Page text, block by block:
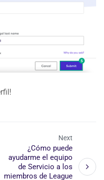
Next
¿Cómo puede
ayudarme el equipo
de Servicio a los
miembros de League